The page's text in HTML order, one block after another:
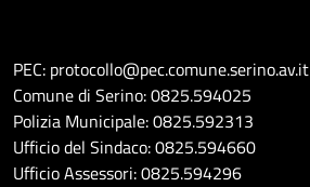
PEC: protocollo@pec.comune.serino.av.it
Comune di Serino: 0825.594025
Polizia Municipale: 0825.592313
Ufficio del Sindaco: 0825.594660
Ufficio Assessori: 0825.594296